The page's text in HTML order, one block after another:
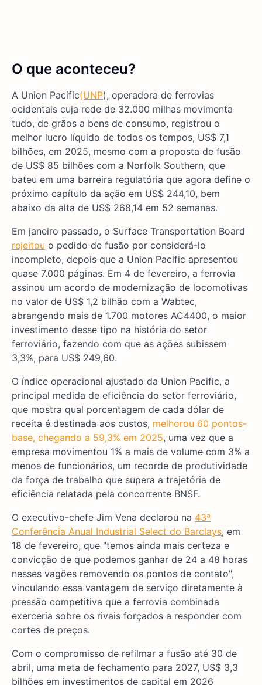
O que aconteceu?
A Union Pacific(UNP), operadora de ferrovias
ocidentais cuja rede de 32.000 milhas movimenta
tudo, de grãos a bens de consumo, registrou o
melhor lucro líquido de todos os tempos, US$ 7,1
bilhões, em 2025, mesmo com a proposta de fusão
de US$ 85 bilhões com a Norfolk Southern, que
bateu em uma barreira regulatória que agora define o
próximo capítulo da ação em US$ 244,10, bem
abaixo da alta de US$ 268,14 em 52 semanas.
Em janeiro passado, o Surface Transportation Board
rejeitou o pedido de fusão por considerá-lo
incompleto, depois que a Union Pacific apresentou
quase 7.000 páginas. Em 4 de fevereiro, a ferrovia
assinou um acordo de modernização de locomotivas
no valor de US$ 1,2 bilhão com a Wabtec,
abrangendo mais de 1.700 motores AC4400, o maior
investimento desse tipo na história do setor
ferroviário, fazendo com que as ações subissem
3,3%, para US$ 249,60.
O índice operacional ajustado da Union Pacific, a
principal medida de eficiência do setor ferroviário,
que mostra qual porcentagem de cada dólar de
receita é destinada aos custos, melhorou 60 pontos-
base, chegando a 59,3% em 2025, uma vez que a
empresa movimentou 1% a mais de volume com 3% a
menos de funcionários, um recorde de produtividade
da força de trabalho que supera a trajetória de
eficiência relatada pela concorrente BNSF.
O executivo-chefe Jim Vena declarou na 43ª
Conferência Anual Industrial Select do Barclays, em
18 de fevereiro, que "temos ainda mais certeza e
convicção de que podemos ganhar de 24 a 48 horas
nesses vagões removendo os pontos de contato",
vinculando essa vantagem de serviço diretamente à
pressão competitiva que a ferrovia combinada
exerceria sobre os rivais forçados a responder com
cortes de preços.
Com o compromisso de refilmar a fusão até 30 de
abril, uma meta de fechamento para 2027, US$ 3,3
bilhões em investimentos de capital em 2026